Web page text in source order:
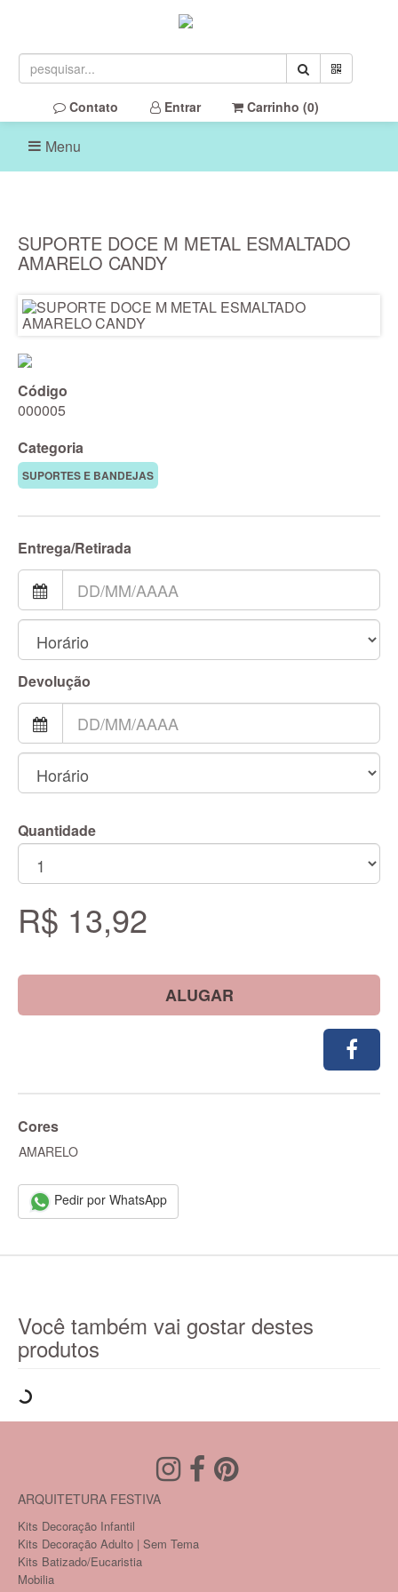
Contato Entrar Carrinho (0)
Menu
SUPORTE DOCE M METAL ESMALTADO
AMARELO CANDY
Código
000005
Categoria
SUPORTES E BANDEJAS
Entrega/Retirada
Devolução
Quantidade
R$ 13,92
ALUGAR
Cores
AMARELO
Pedir por WhatsApp
Você também vai gostar destes
produtos
ARQUITETURA FESTIVA
Kits Decoração Infantil
Kits Decoração Adulto | Sem Tema
Kits Batizado/Eucaristia
Mobilia